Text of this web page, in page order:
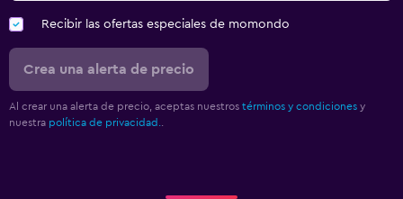
Recibir las ofertas especiales de momondo
Crea una alerta de precio
Al crear una alerta de precio, aceptas nuestros términos y condiciones y
nuestra política de privacidad.